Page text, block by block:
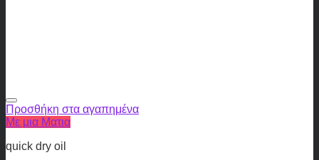
Προσθήκη στα αγαπημένα
Με μια Ματια
quick dry oil